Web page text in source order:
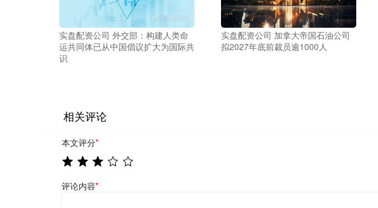
实盘配资公司 外交部：构建人类命
运共同体已从中国倡议扩大为国际共
识
实盘配资公司 加拿大帝国石油公司
拟2027年底前裁员逾1000人
相关评论
本文评分*
评论内容*